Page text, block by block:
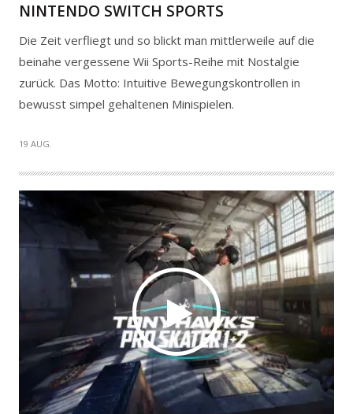
NINTENDO SWITCH SPORTS
Die Zeit verfliegt und so blickt man mittlerweile auf die
beinahe vergessene Wii Sports-Reihe mit Nostalgie
zurück. Das Motto: Intuitive Bewegungskontrollen in
bewusst simpel gehaltenen Minispielen.
19 AUG.